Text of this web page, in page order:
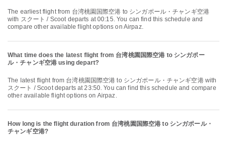
The earliest flight from 台湾桃園国際空港 to シンガポール・チャンギ空港
with スクート / Scoot departs at 00:15. You can find this schedule and
compare other available flight options on Airpaz.
What time does the latest flight from 台湾桃園国際空港 to シンガポー
ル・チャンギ空港 using depart?
The latest flight from 台湾桃園国際空港 to シンガポール・チャンギ空港 with
スクート / Scoot departs at 23:50. You can find this schedule and compare
other available flight options on Airpaz.
How long is the flight duration from 台湾桃園国際空港 to シンガポール・
チャンギ空港?